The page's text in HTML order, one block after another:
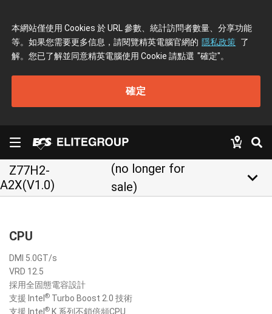
本網站僅使用 Cookies 於 URL 參數、統計訪問者數量、分享功能
等。如果您需要更多信息，請閱覽精英電腦官網的 隱私政策 了
解。您已了解並同意精英電腦使用 Cookie 請點選 "確定"。
確定
Z77H2-
A2X(V1.0)
(no longer for
sale)
keyboard_arrow_down
CPU
DMI 5.0GT/s
VRD 12.5
採用全固態電容設計
支援 Intel ® Turbo Boost 2.0 技術
支援 Intel ® K 系列不鎖倍頻CPU